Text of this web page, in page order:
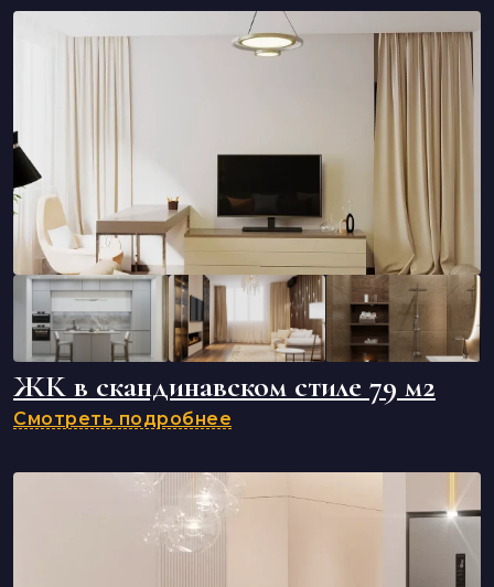
ЖК в скандинавском стиле 79 м2
Смотреть подробнее